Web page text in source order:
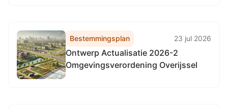
Bestemmingsplan 23 jul 2026
Ontwerp Actualisatie 2026-2
Omgevingsverordening Overijssel